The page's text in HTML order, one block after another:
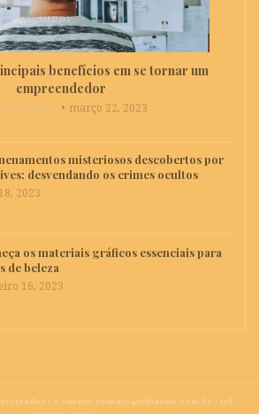
benefícios em se tornar um
empreendedor
março 22, 2023
misteriosos descobertos por
desvendando os crimes ocultos
2023
os materiais gráficos essenciais para
de beleza
16, 2023
- Contato: contato@chiaomi.com.br - tel.